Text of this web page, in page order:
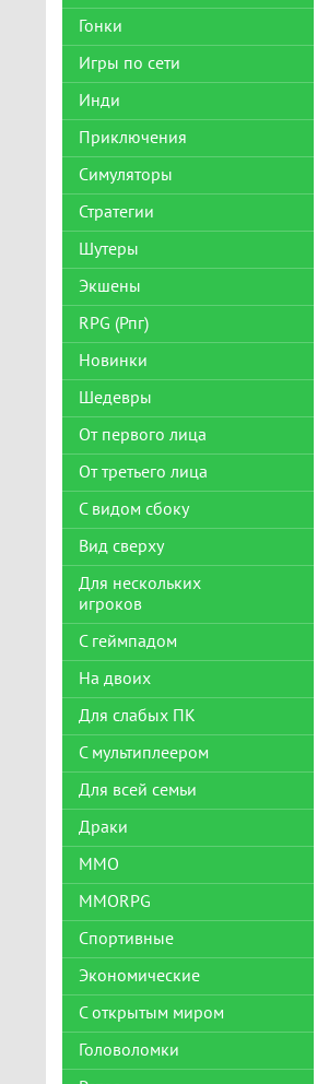
Гонки
Игры по сети
Инди
Приключения
Симуляторы
Стратегии
Шутеры
Экшены
RPG (Рпг)
Новинки
Шедевры
От первого лица
От третьего лица
С видом сбоку
Вид сверху
Для нескольких
игроков
С геймпадом
На двоих
Для слабых ПК
С мультиплеером
Для всей семьи
Драки
ММО
MMORPG
Спортивные
Экономические
С открытым миром
Головоломки